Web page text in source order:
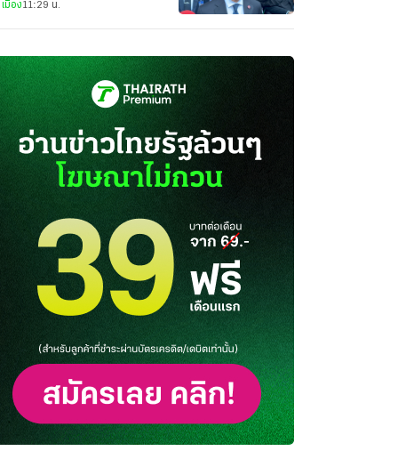
มือง11:29 น.